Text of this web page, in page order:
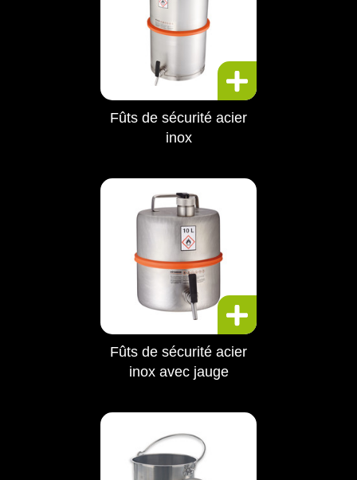
Fûts de sécurité acier
inox
Fûts de sécurité acier
inox avec jauge